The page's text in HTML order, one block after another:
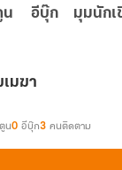
น อีบุ๊ก มุมนักเ
มฆา
น0 อีบุ๊ก3 คนติดตาม